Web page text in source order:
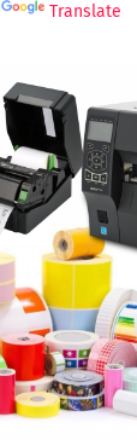
Translate